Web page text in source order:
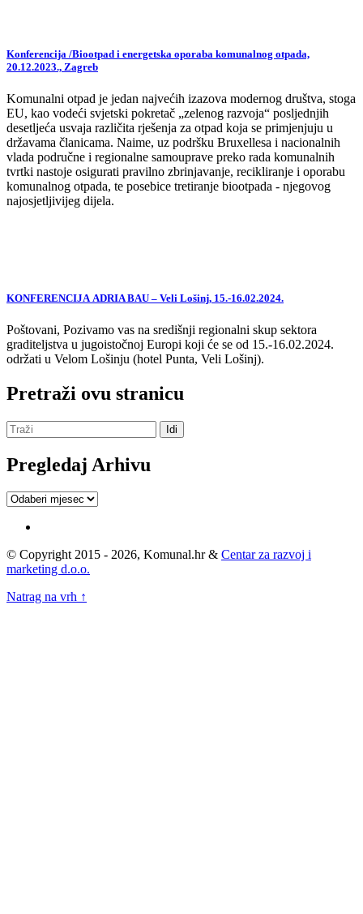
Konferencija /Biootpad i energetska oporaba komunalnog otpada,
20.12.2023., Zagreb
Komunalni otpad je jedan najvećih izazova modernog društva, stoga
EU, kao vodeći svjetski pokretač „zelenog razvoja“ posljednjih
desetljeća usvaja različita rješenja za otpad koja se primjenjuju u
državama članicama. Naime, uz podršku Bruxellesa i nacionalnih
vlada područne i regionalne samouprave preko rada komunalnih
tvrtki nastoje osigurati pravilno zbrinjavanje, recikliranje i oporabu
komunalnog otpada, te posebice tretiranje biootpada - njegovog
najosjetljivijeg dijela.
KONFERENCIJA ADRIA BAU – Veli Lošinj, 15.-16.02.2024.
Poštovani, Pozivamo vas na središnji regionalni skup sektora
graditeljstva u jugoistočnoj Europi koji će se od 15.-16.02.2024.
održati u Velom Lošinju (hotel Punta, Veli Lošinj).
Pretraži ovu stranicu
Pregledaj Arhivu
Pregledaj
© Copyright 2015 - 2026, Komunal.hr & Centar za razvoj i
marketing d.o.o.
Natrag na vrh ↑